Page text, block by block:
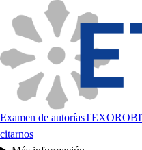
Examen de autoríasTEXORO
citarnos